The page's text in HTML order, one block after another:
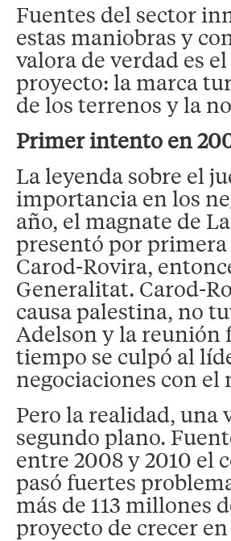
Fuentes del sector
estas maniobras y
valora de verdad es
proyecto: la marca
de los terrenos y la
Primer intento en
La leyenda sobre el
importancia en los
año, el magnate de
presentó por
Carod-Rovira,
Generalitat. Carod-
causa palestina, no
Adelson y la reunión
tiempo se culpó al
negociaciones con
Pero la realidad, una
segundo plano.
entre 2008 y 2010 el
pasó fuertes
más de 113 millones
proyecto de crecer